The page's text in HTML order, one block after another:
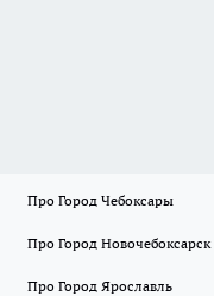
Про Город Чебоксары
Про Город Новочебоксарск
Про Город Ярославль